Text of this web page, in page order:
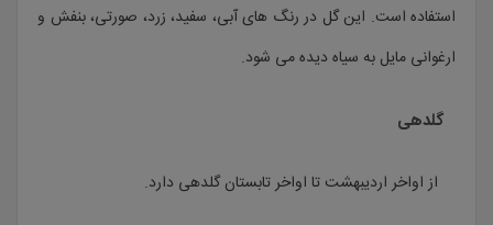
استفاده است. این گل در رنگ های آبی، سفید، زرد، صورتی، بنفش و
ارغوانی مایل به سیاه دیده می شود.
گلدهی
از اواخر اردیبهشت تا اواخر تابستان گلدهی دارد.